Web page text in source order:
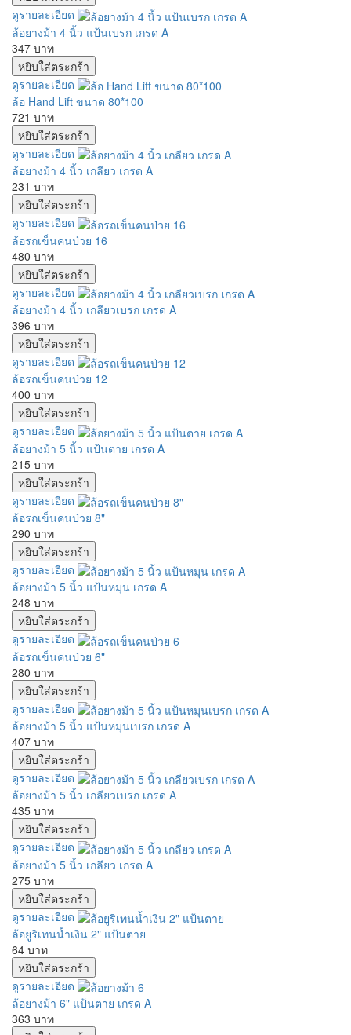
ดูรายละเอียด
ล้อยางม้า 4 นิ้ว แป้นเบรก เกรด A
347 บาท
ดูรายละเอียด
ล้อ Hand Lift ขนาด 80*100
721 บาท
ดูรายละเอียด
ล้อยางม้า 4 นิ้ว เกลียว เกรด A
231 บาท
ดูรายละเอียด
ล้อรถเข็นคนป่วย 16
480 บาท
ดูรายละเอียด
ล้อยางม้า 4 นิ้ว เกลียวเบรก เกรด A
396 บาท
ดูรายละเอียด
ล้อรถเข็นคนป่วย 12
400 บาท
ดูรายละเอียด
ล้อยางม้า 5 นิ้ว แป้นตาย เกรด A
215 บาท
ดูรายละเอียด
ล้อรถเข็นคนป่วย 8"
290 บาท
ดูรายละเอียด
ล้อยางม้า 5 นิ้ว แป้นหมุน เกรด A
248 บาท
ดูรายละเอียด
ล้อรถเข็นคนป่วย 6"
280 บาท
ดูรายละเอียด
ล้อยางม้า 5 นิ้ว แป้นหมุนเบรก เกรด A
407 บาท
ดูรายละเอียด
ล้อยางม้า 5 นิ้ว เกลียวเบรก เกรด A
435 บาท
ดูรายละเอียด
ล้อยางม้า 5 นิ้ว เกลียว เกรด A
275 บาท
ดูรายละเอียด
ล้อยูริเทนน้ำเงิน 2" แป้นตาย
64 บาท
ดูรายละเอียด
ล้อยางม้า 6" แป้นตาย เกรด A
363 บาท